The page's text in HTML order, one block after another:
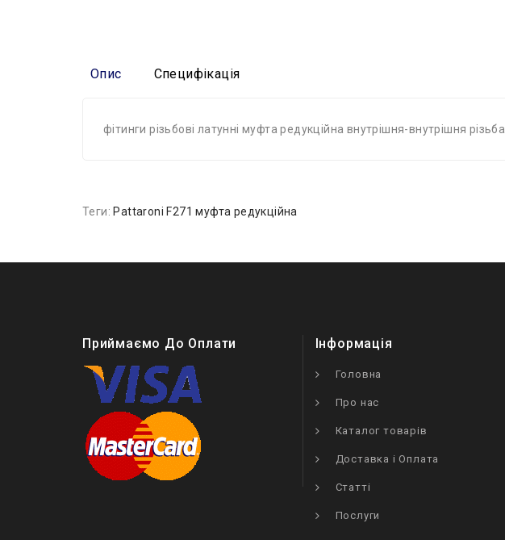
Опис Специфікація
фітинги різьбові латунні муфта редукційна внутрішня-внутрішня різьба
Теги: Pattaroni F271 муфта редукційна
Приймаємо До Оплати Інформація
Головна
Про нас
Каталог товарів
Доставка і Оплата
Статті
Послуги